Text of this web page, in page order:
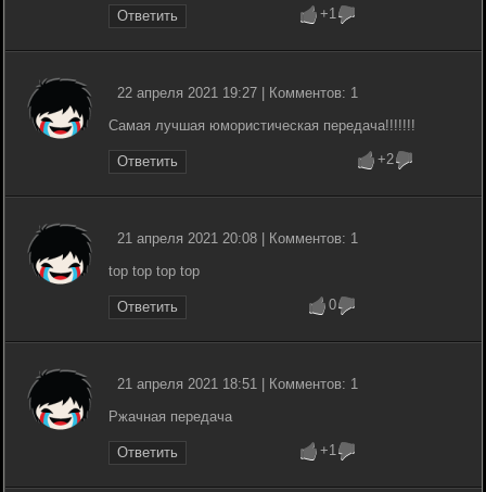
Ответить +1
22 апреля 2021 19:27 | Комментов: 1
Самая лучшая юмористическая передача!!!!!!!
Ответить +2
21 апреля 2021 20:08 | Комментов: 1
top top top top
Ответить 0
21 апреля 2021 18:51 | Комментов: 1
Ржачная передача
Ответить +1